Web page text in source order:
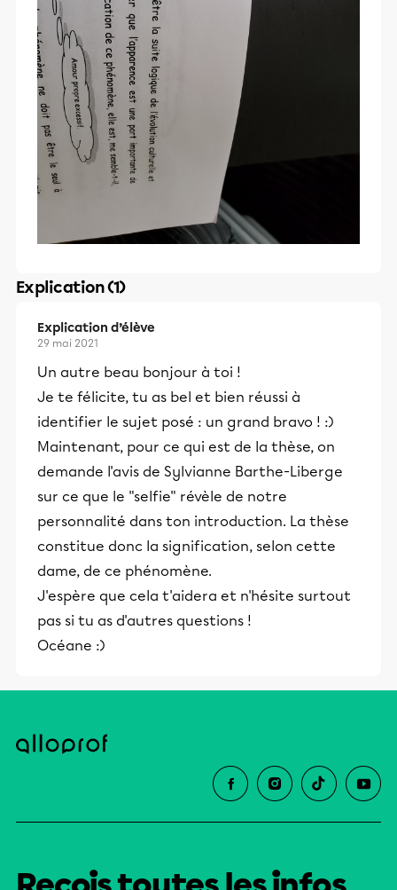
Explication (1)
Explication d’élève
29 mai 2021
Un autre beau bonjour à toi !
Je te félicite, tu as bel et bien réussi à
identifier le sujet posé : un grand bravo ! :)
Maintenant, pour ce qui est de la thèse, on
demande l'avis de Sylvianne Barthe-Liberge
sur ce que le "selfie" révèle de notre
personnalité dans ton introduction. La thèse
constitue donc la signification, selon cette
dame, de ce phénomène.
J'espère que cela t'aidera et n'hésite surtout
pas si tu as d'autres questions !
Océane :)